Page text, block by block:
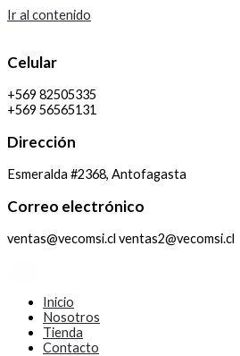
Ir al contenido
Celular
+569 82505335
+569 56565131
Dirección
Esmeralda #2368, Antofagasta
Correo electrónico
ventas@vecomsi.cl ventas2@vecomsi.cl
Inicio
Nosotros
Tienda
Contacto